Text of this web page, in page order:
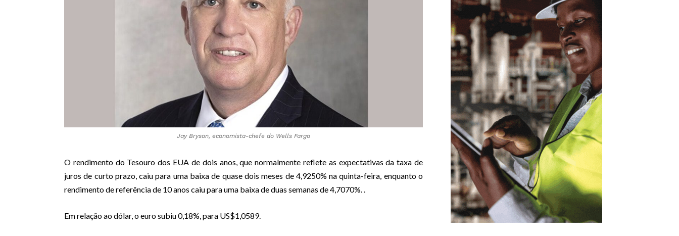
Jay Bryson, economista-chefe do Wells Fargo
O rendimento do Tesouro dos EUA de dois anos, que normalmente reflete as expectativas da taxa de
juros de curto prazo, caiu para uma baixa de quase dois meses de 4,9250% na quinta-feira, enquanto o
rendimento de referência de 10 anos caiu para uma baixa de duas semanas de 4,7070%. .
Em relação ao dólar, o euro subiu 0,18%, para US$1,0589.